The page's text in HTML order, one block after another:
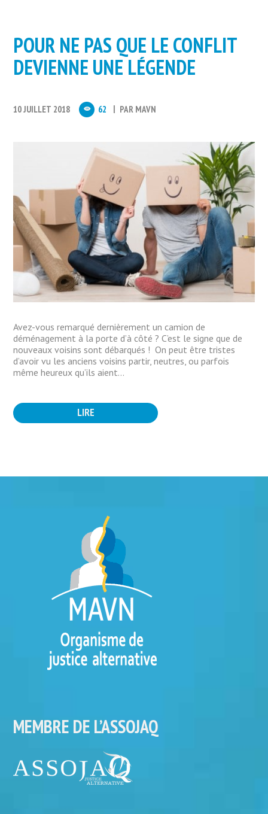
POUR NE PAS QUE LE CONFLIT
DEVIENNE UNE LÉGENDE
10 JUILLET 2018 62 PAR MAVN
Avez-vous remarqué dernièrement un camion de
déménagement à la porte d’à côté ? C’est le signe que de
nouveaux voisins sont débarqués ! On peut être tristes
d’avoir vu les anciens voisins partir, neutres, ou parfois
même heureux qu’ils aient...
LIRE
MEMBRE DE L’ASSOJAQ